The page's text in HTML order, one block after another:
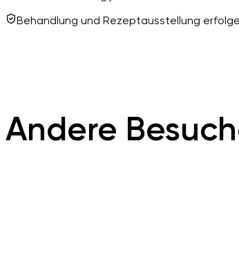
Behandlung und Rezeptausstellung
Andere